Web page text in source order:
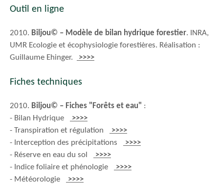
Outil en ligne
2010. Biljou© – Modèle de bilan hydrique forestier. INRA,
UMR Ecologie et écophysiologie forestières. Réalisation :
Guillaume Ehinger.
>>>>
Fiches techniques
2010. Biljou© – Fiches "Forêts et eau" :
- Bilan Hydrique
>>>>
- Transpiration et régulation
>>>>
- Interception des précipitations
>>>>
- Réserve en eau du sol
>>>>
- Indice foliaire et phénologie
>>>>
- Météorologie
>>>>